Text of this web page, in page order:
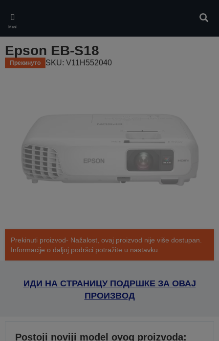
main
content
Meni
Epson EB-S18
Прекинуто SKU: V11H552040
Prekinuti proizvod- Nažalost, ovaj proizvod nije više dostupan.
Informacije o daljoj podršci potražite u nastavku.
ИДИ НА СТРАНИЦУ ПОДРШКЕ ЗА ОВАЈ
ПРОИЗВОД
Postoji noviji model ovog proizvoda: